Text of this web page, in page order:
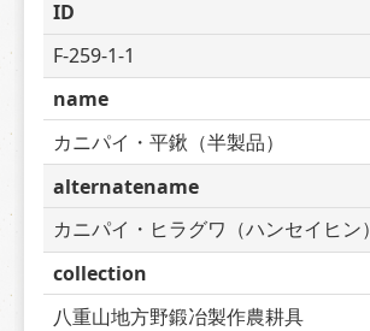
ID
F-259-1-1
name
カニパイ・平鍬（半製品）
alternatename
カニパイ・ヒラグワ（ハンセイヒン）
collection
八重山地方野鍛冶製作農耕具